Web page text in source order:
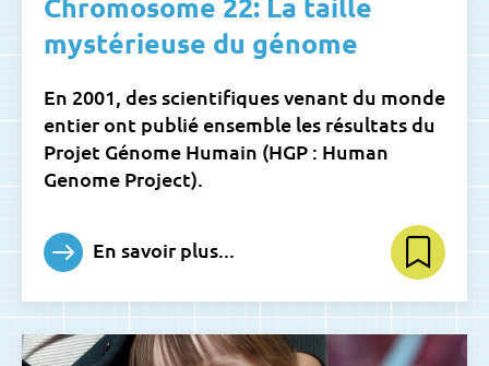
mystérieuse du génome
En 2001, des scientifiques venant du monde
entier ont publié ensemble les résultats du
Projet Génome Humain (HGP : Human
Genome Project).
En savoir plus...